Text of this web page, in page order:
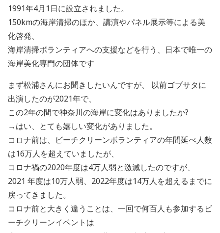
1991年4月1日に設立されました。
150kmの海岸清掃のほか、講演やパネル展示等による美
化啓発、
海岸清掃ボランティアへの支援などを行う、日本で唯一の
海岸美化専門の団体です
まず松浦さんにお聞きしたいんですが、 以前ゴブサタに
出演したのが2021年で、
この2年の間で神奈川の海岸に変化はありましたか?
→はい、とても嬉しい変化がありました。
コロナ前は、ビーチクリーンボランティアの年間延べ人数
は16万人を超えていましたが、
コロナ禍の2020年度は4万人弱と激減したのですが、
2021 年度は10万人弱、2022年度は14万人を超えるまでに
戻ってきました。
コロナ前と大きく違うことは、一回で何百人も参加するビ
ーチクリーンイベントは